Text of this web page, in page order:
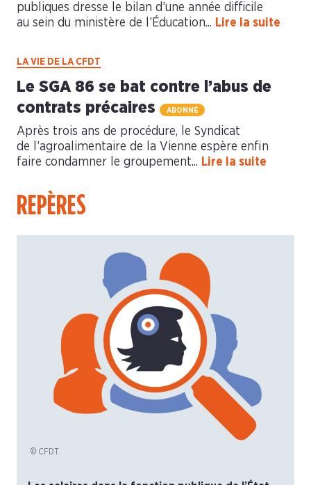
publiques dresse le bilan d’une année difficile
au sein du ministère de l’Éducation... Lire la suite
LA VIE DE LA CFDT
Le SGA 86 se bat contre l’abus de
contrats précaires
ABONNÉ
Après trois ans de procédure, le Syndicat
de l’agroalimentaire de la Vienne espère enfin
faire condamner le groupement... Lire la suite
REPÈRES
© CFDT